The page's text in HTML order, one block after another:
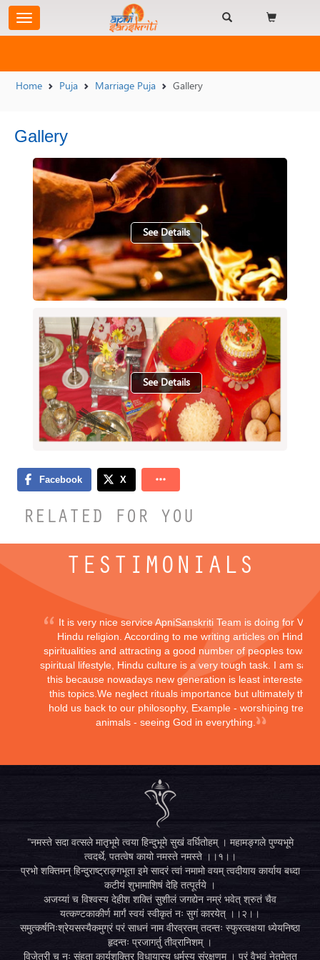
Home Puja Marriage Puja Gallery
Gallery
See Details
See Details
RELATED FOR YOU
TESTIMONIALS
It is very nice service ApniSanskriti Team is doing for
Hindu religion. According to me writing articles on Hindu
spiritualities and attracting a good number of peoples
spiritual lifestyle, Hindu culture is a very tough task. I am
this because nowadays new generation is least interested in
this topics.We neglect rituals importance but ultimately they
hold us back to our philosophy, Example - worshiping trees,
animals - seeing God in everything.
"नमस्ते सदा वत्सले मातृभूमे त्वया हिन्दुभूमे सुखं वर्धितोहम् । महामङ्गले पुण्यभूमे
त्वदर्थे, पतत्वेष कायो नमस्ते नमस्ते ।।१।।
प्रभो शक्तिमन् हिन्दुराष्ट्राङ्गभूता इमे सादरं त्वां नमामो वयम् त्वदीयाय कार्याय बध्दा
कटीयं शुभामाशिषं देहि तत्पूर्तये ।
अजय्यां च विश्वस्य देहीश शक्तिं सुशीलं जगद्येन नम्रं भवेत् श्रुतं चैव
यत्कण्टकाकीर्ण मार्गं स्वयं स्वीकृतं नः सुगं कारयेत् ।।२।।
समुत्कर्षनिःश्रेयसस्यैकमुग्रं परं साधनं नाम वीरव्रतम् तदन्तः स्फुरत्वक्षया ध्येयनिष्ठा
हृदन्तः प्रजागर्तु तीव्रानिशम् ।
विजेत्री च नः संहता कार्यशक्तिर् विधायास्य धर्मस्य संरक्षणम् । परं वैभवं नेतुमेतत्